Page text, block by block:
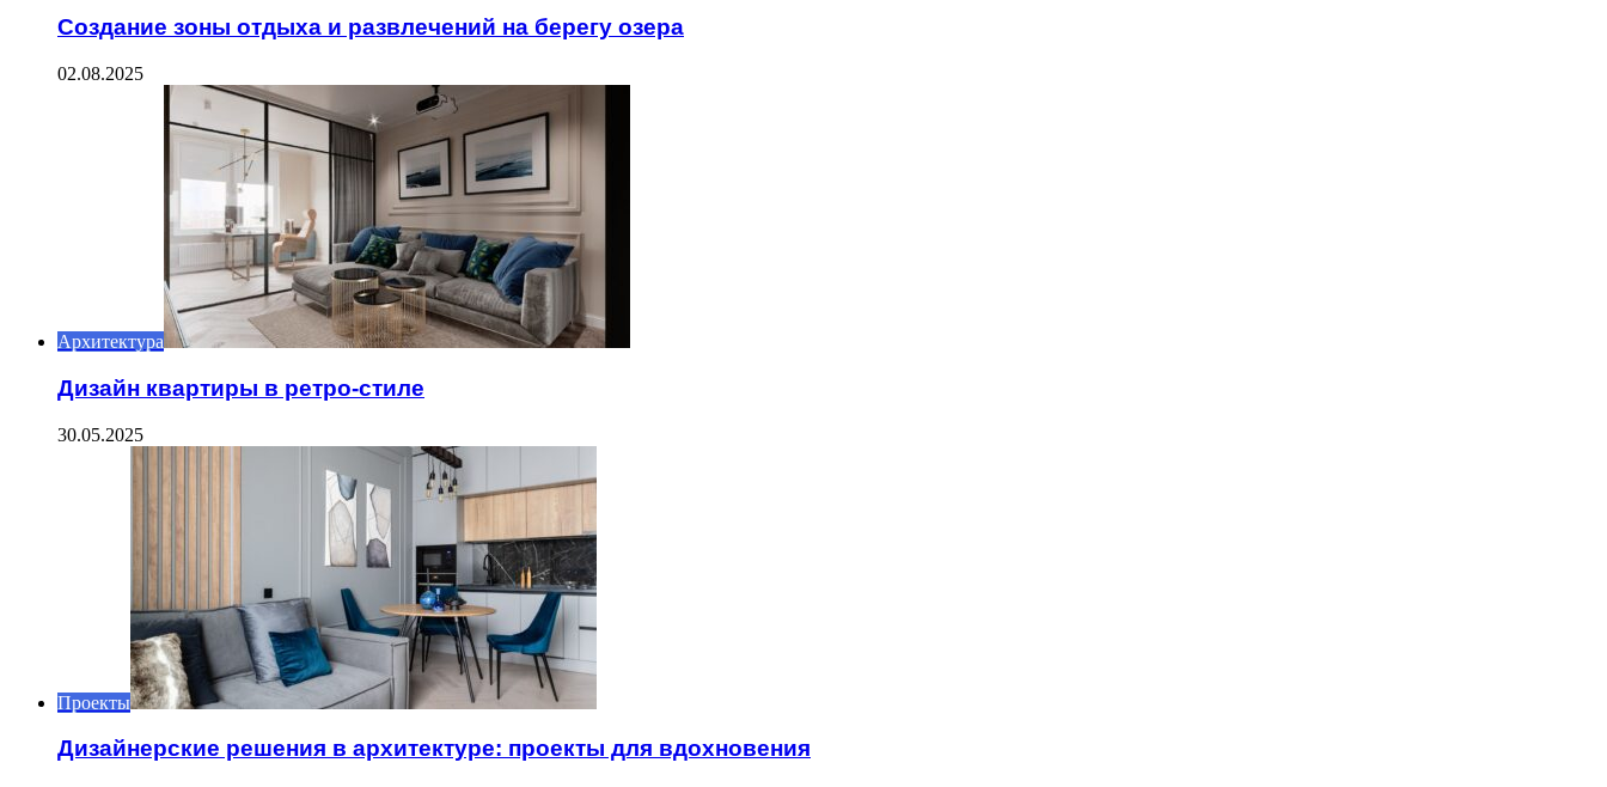
Создание зоны отдыха и развлечений на берегу озера
02.08.2025
Архитектура
Дизайн квартиры в ретро-стиле
30.05.2025
Проекты
Дизайнерские решения в архитектуре: проекты для вдохновения